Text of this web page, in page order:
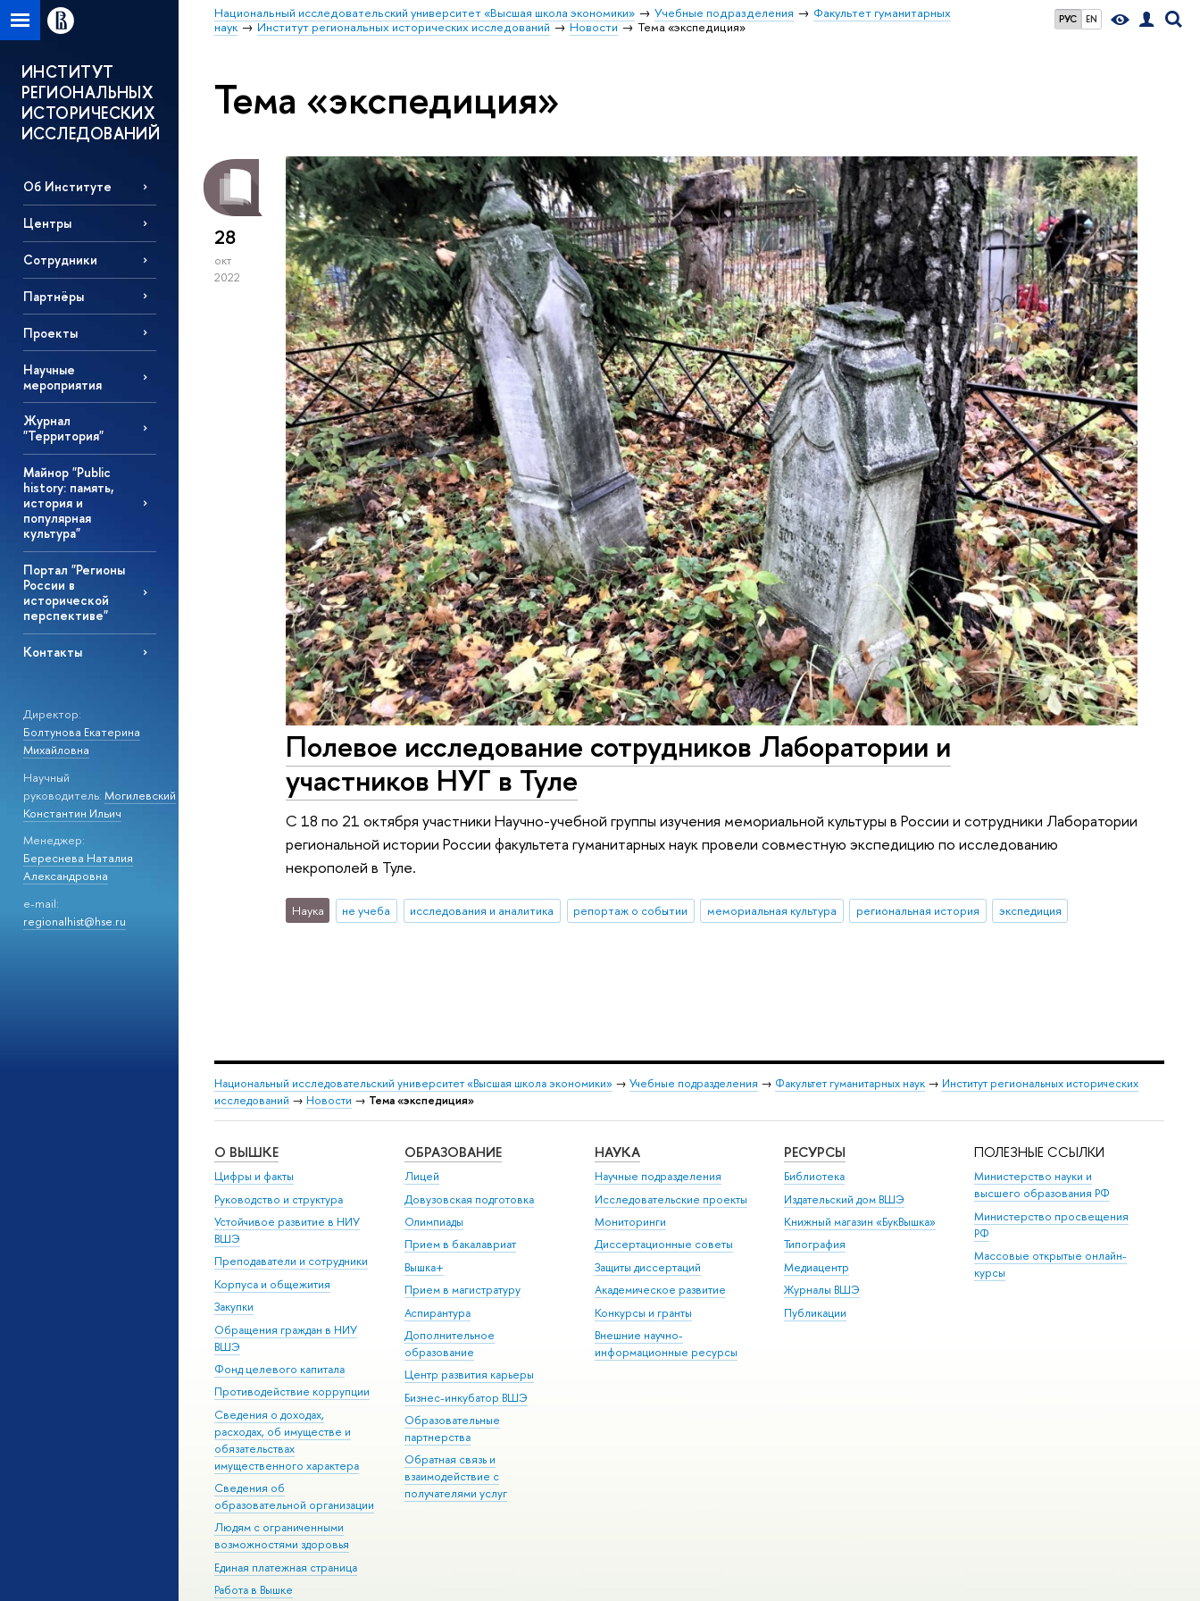
РУС EN
Национальный исследовательский университет «Высшая школа экономики» Учебные подразделения
Факультет гуманитарных
наук
Институт региональных исторических исследований Новости Тема «экспедиция»
ИНСТИТУТ
РЕГИОНАЛЬНЫХ
ИСТОРИЧЕСКИХ
ИССЛЕДОВАНИЙ
Об Институте
Центры
Сотрудники
Партнёры
Проекты
Научные
мероприятия
Журнал
"Территория"
Майнор "Public
history: память,
история и
популярная
культура"
Портал "Регионы
России в
исторической
перспективе"
Контакты
Директор:
Болтунова Екатерина
Михайловна
Научный
руководитель: Могилевский
Константин Ильич
Менеджер:
Береснева Наталия
Александровна
e-mail:
regionalhist@hse.ru
Тема «экспедиция»
28
окт
2022
Полевое исследование сотрудников Лаборатории и
участников НУГ в Туле
С 18 по 21 октября участники Научно-учебной группы изучения мемориальной культуры в России и сотрудники Лаборатории
региональной истории России факультета гуманитарных наук провели совместную экспедицию по исследованию
некрополей в Туле.
Наука не учеба исследования и аналитика репортаж о событии мемориальная культура региональная история экспедиция
Национальный исследовательский университет «Высшая школа экономики» → Учебные подразделения → Факультет гуманитарных наук → Институт региональных исторических
исследований → Новости → Тема «экспедиция»
О ВЫШКЕ
Цифры и факты
Руководство и структура
Устойчивое развитие в НИУ
ВШЭ
Преподаватели и сотрудники
Корпуса и общежития
Закупки
Обращения граждан в НИУ
ВШЭ
Фонд целевого капитала
Противодействие коррупции
Сведения о доходах,
расходах, об имуществе и
обязательствах
имущественного характера
Сведения об
образовательной организации
Людям с ограниченными
возможностями здоровья
Единая платежная страница
Работа в Вышке
ОБРАЗОВАНИЕ
Лицей
Довузовская подготовка
Олимпиады
Прием в бакалавриат
Вышка+
Прием в магистратуру
Аспирантура
Дополнительное
образование
Центр развития карьеры
Бизнес-инкубатор ВШЭ
Образовательные
партнерства
Обратная связь и
взаимодействие с
получателями услуг
НАУКА
Научные подразделения
Исследовательские проекты
Мониторинги
Диссертационные советы
Защиты диссертаций
Академическое развитие
Конкурсы и гранты
Внешние научно-
информационные ресурсы
РЕСУРСЫ
Библиотека
Издательский дом ВШЭ
Книжный магазин «БукВышка»
Типография
Медиацентр
Журналы ВШЭ
Публикации
ПОЛЕЗНЫЕ ССЫЛКИ
Министерство науки и
высшего образования РФ
Министерство просвещения
РФ
Массовые открытые онлайн-
курсы